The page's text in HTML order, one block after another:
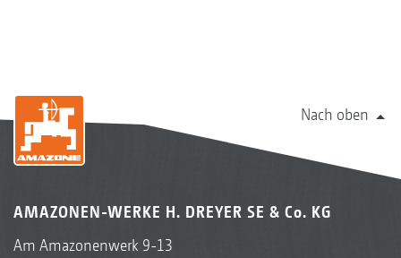
Nach oben
AMAZONEN-WERKE H. DREYER SE & Co. KG
Am Amazonenwerk 9-13